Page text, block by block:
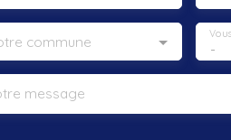
commune -
message